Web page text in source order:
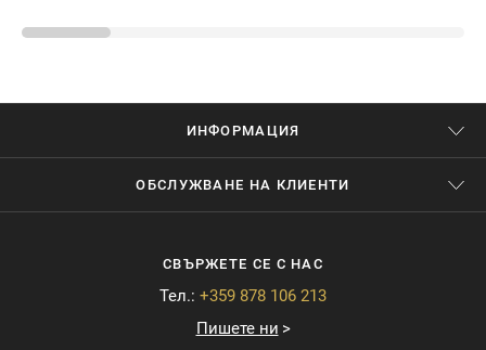
ИНФОРМАЦИЯ
ОБСЛУЖВАНЕ НА КЛИЕНТИ
СВЪРЖЕТЕ СЕ С НАС
Тел.: +359 878 106 213
Пишете ни